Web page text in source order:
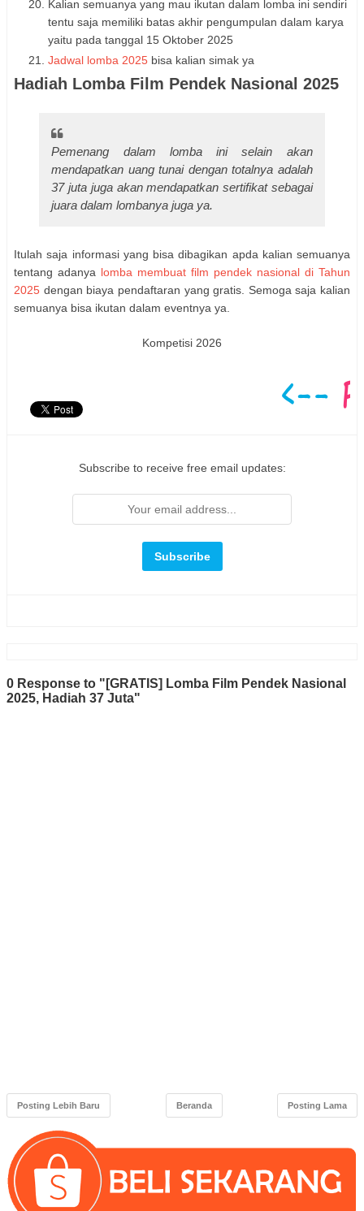
Kalian semuanya yang mau ikutan dalam lomba ini sendiri
tentu saja memiliki batas akhir pengumpulan dalam karya
yaitu pada tanggal 15 Oktober 2025
Jadwal lomba 2025 bisa kalian simak ya
Hadiah Lomba Film Pendek Nasional 2025
Pemenang dalam lomba ini selain akan
mendapatkan uang tunai dengan totalnya adalah
37 juta juga akan mendapatkan sertifikat sebagai
juara dalam lombanya juga ya.
Itulah saja informasi yang bisa dibagikan apda kalian semuanya
tentang adanya lomba membuat film pendek nasional di Tahun
2025 dengan biaya pendaftaran yang gratis. Semoga saja kalian
semuanya bisa ikutan dalam eventnya ya.
Kompetisi 2026
Subscribe to receive free email updates:
0 Response to "[GRATIS] Lomba Film Pendek Nasional
2025, Hadiah 37 Juta"
Posting Lebih Baru Posting Lama
Beranda